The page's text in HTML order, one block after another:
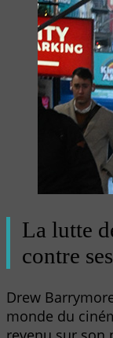
La lutte
contre
Drew
monde du